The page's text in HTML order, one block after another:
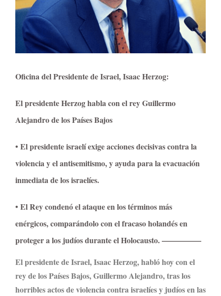
Oficina del Presidente de Israel, Isaac Herzog:
El presidente Herzog habla con el rey Guillermo
Alejandro de los Países Bajos
• El presidente israelí exige acciones decisivas contra la
violencia y el antisemitismo, y ayuda para la evacuación
inmediata de los israelíes.
• El Rey condenó el ataque en los términos más
enérgicos, comparándolo con el fracaso holandés en
proteger a los judíos durante el Holocausto. —————
El presidente de Israel, Isaac Herzog, habló hoy con el
rey de los Países Bajos, Guillermo Alejandro, tras los
horribles actos de violencia contra israelíes y judíos en las